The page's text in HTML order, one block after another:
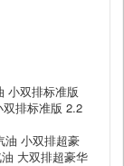
小双排标准版
排标准版 2.2
油 小双排超豪
大双排超豪华